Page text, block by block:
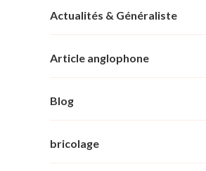
Actualités & Généraliste
Article anglophone
Blog
bricolage